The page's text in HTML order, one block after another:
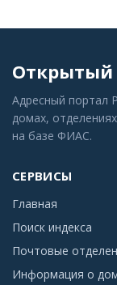
Открытый
Адресный портал
домах,
на базе ФИАС.
СЕРВИСЫ
Главная
Поиск индекса
Почтовые
Информация о